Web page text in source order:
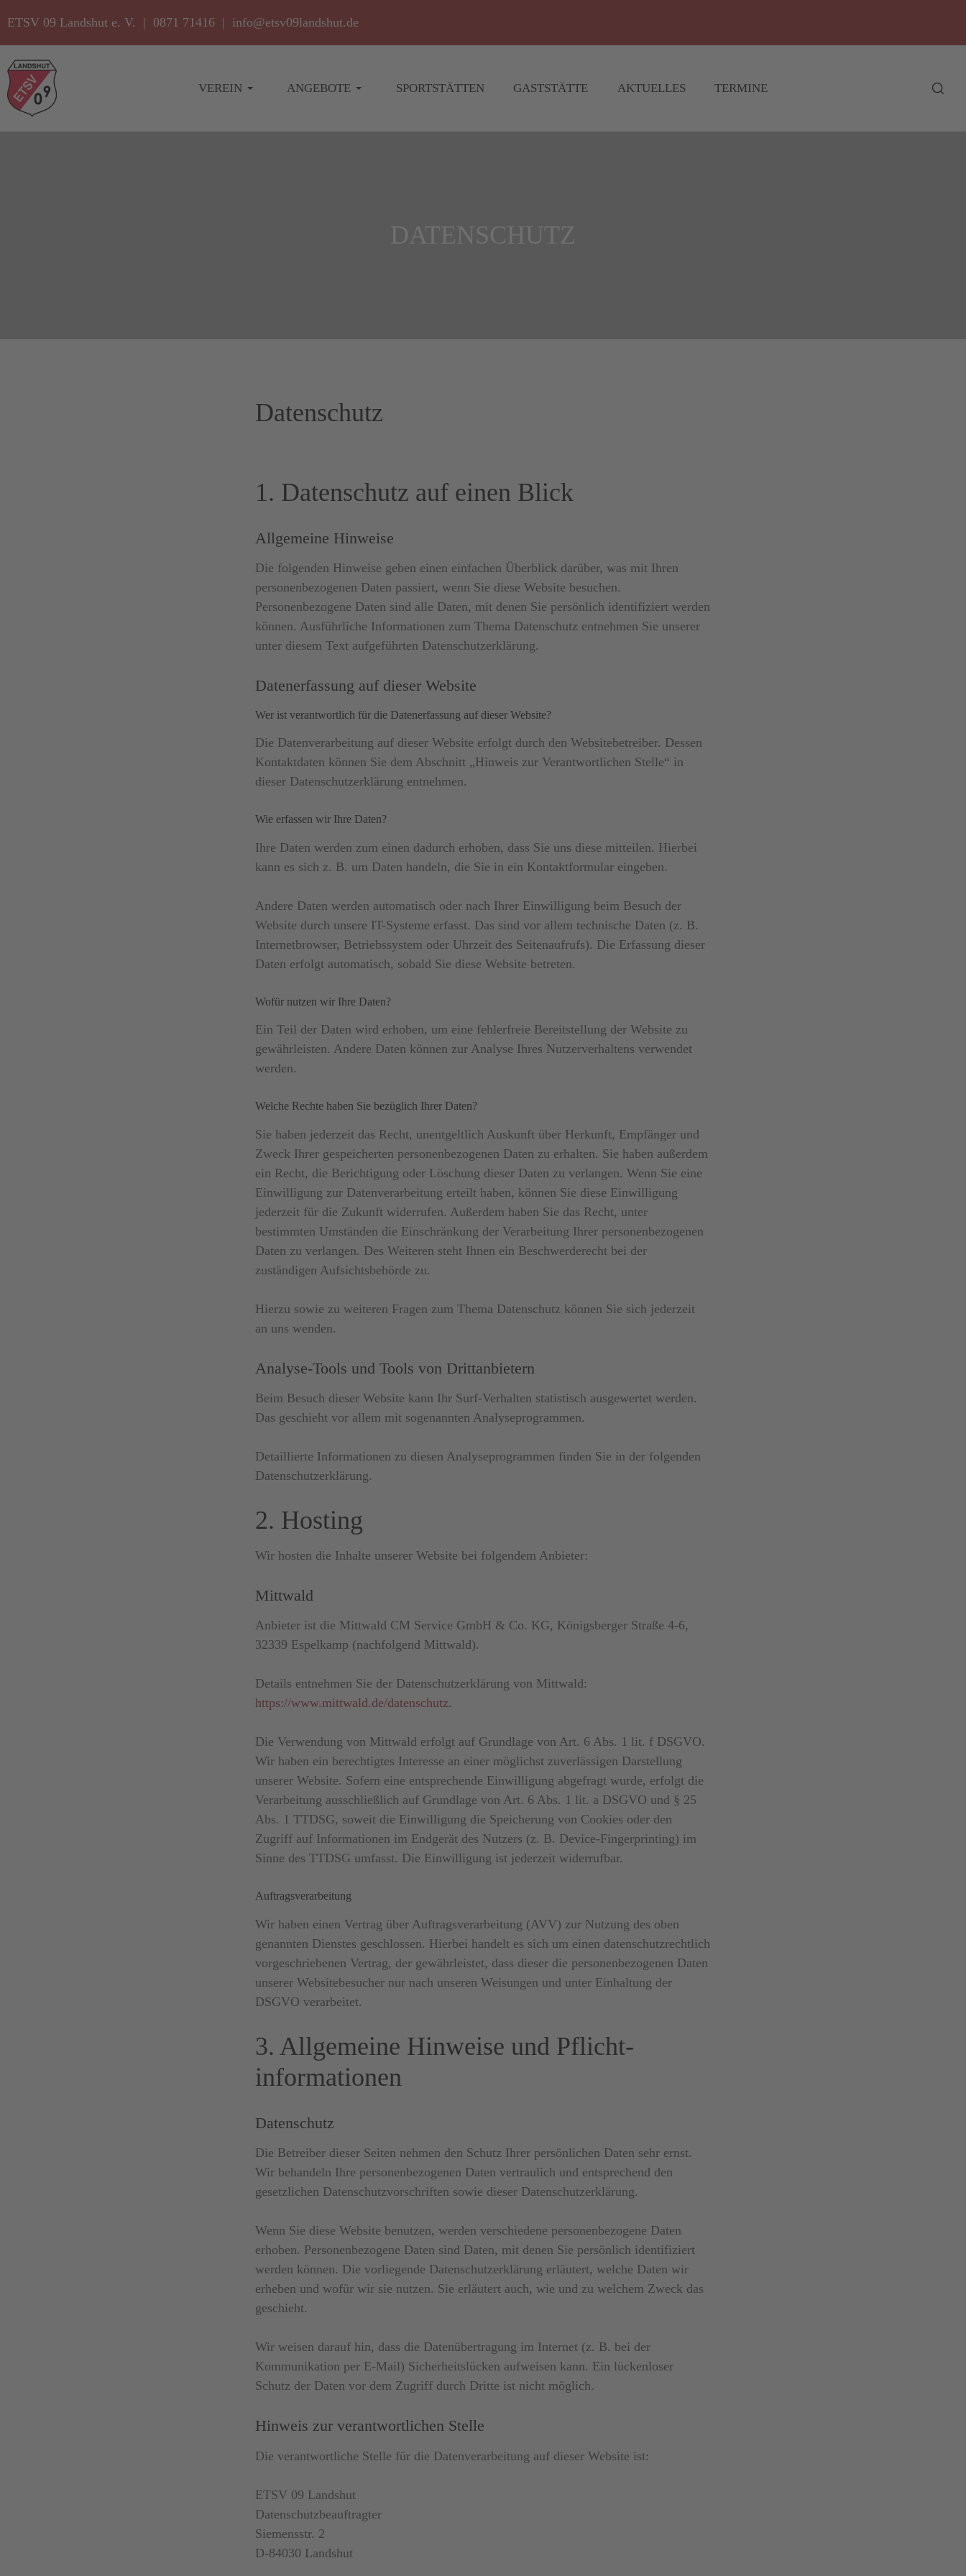
ETSV 09 Landshut e. V. | 0871 71416 | info@etsv09landshut.de
VEREIN ANGEBOTE SPORTSTÄTTEN GASTSTÄTTE AKTUELLES TERMINE
DATENSCHUTZ
Datenschutz
1. Datenschutz auf einen Blick
Allgemeine Hinweise
Die folgenden Hinweise geben einen einfachen Überblick darüber, was mit Ihren
personenbezogenen Daten passiert, wenn Sie diese Website besuchen.
Personenbezogene Daten sind alle Daten, mit denen Sie persönlich identifiziert werden
können. Ausführliche Informationen zum Thema Datenschutz entnehmen Sie unserer
unter diesem Text aufgeführten Datenschutzerklärung.
Datenerfassung auf dieser Website
Wer ist verantwortlich für die Datenerfassung auf dieser Website?
Die Datenverarbeitung auf dieser Website erfolgt durch den Websitebetreiber. Dessen
Kontaktdaten können Sie dem Abschnitt „Hinweis zur Verantwortlichen Stelle“ in
dieser Datenschutzerklärung entnehmen.
Wie erfassen wir Ihre Daten?
Ihre Daten werden zum einen dadurch erhoben, dass Sie uns diese mitteilen. Hierbei
kann es sich z. B. um Daten handeln, die Sie in ein Kontaktformular eingeben.
Andere Daten werden automatisch oder nach Ihrer Einwilligung beim Besuch der
Website durch unsere IT-Systeme erfasst. Das sind vor allem technische Daten (z. B.
Internetbrowser, Betriebssystem oder Uhrzeit des Seitenaufrufs). Die Erfassung dieser
Daten erfolgt automatisch, sobald Sie diese Website betreten.
Wofür nutzen wir Ihre Daten?
Ein Teil der Daten wird erhoben, um eine fehlerfreie Bereitstellung der Website zu
gewährleisten. Andere Daten können zur Analyse Ihres Nutzerverhaltens verwendet
werden.
Welche Rechte haben Sie bezüglich Ihrer Daten?
Sie haben jederzeit das Recht, unentgeltlich Auskunft über Herkunft, Empfänger und
Zweck Ihrer gespeicherten personenbezogenen Daten zu erhalten. Sie haben außerdem
ein Recht, die Berichtigung oder Löschung dieser Daten zu verlangen. Wenn Sie eine
Einwilligung zur Datenverarbeitung erteilt haben, können Sie diese Einwilligung
jederzeit für die Zukunft widerrufen. Außerdem haben Sie das Recht, unter
bestimmten Umständen die Einschränkung der Verarbeitung Ihrer personenbezogenen
Daten zu verlangen. Des Weiteren steht Ihnen ein Beschwerderecht bei der
zuständigen Aufsichtsbehörde zu.
Hierzu sowie zu weiteren Fragen zum Thema Datenschutz können Sie sich jederzeit
an uns wenden.
Analyse-Tools und Tools von Dritt­anbietern
Beim Besuch dieser Website kann Ihr Surf-Verhalten statistisch ausgewertet werden.
Das geschieht vor allem mit sogenannten Analyseprogrammen.
Detaillierte Informationen zu diesen Analyseprogrammen finden Sie in der folgenden
Datenschutzerklärung.
2. Hosting
Wir hosten die Inhalte unserer Website bei folgendem Anbieter:
Mittwald
Anbieter ist die Mittwald CM Service GmbH & Co. KG, Königsberger Straße 4-6,
32339 Espelkamp (nachfolgend Mittwald).
Details entnehmen Sie der Datenschutzerklärung von Mittwald:
https://www.mittwald.de/datenschutz.
Die Verwendung von Mittwald erfolgt auf Grundlage von Art. 6 Abs. 1 lit. f DSGVO.
Wir haben ein berechtigtes Interesse an einer möglichst zuverlässigen Darstellung
unserer Website. Sofern eine entsprechende Einwilligung abgefragt wurde, erfolgt die
Verarbeitung ausschließlich auf Grundlage von Art. 6 Abs. 1 lit. a DSGVO und § 25
Abs. 1 TTDSG, soweit die Einwilligung die Speicherung von Cookies oder den
Zugriff auf Informationen im Endgerät des Nutzers (z. B. Device-Fingerprinting) im
Sinne des TTDSG umfasst. Die Einwilligung ist jederzeit widerrufbar.
Auftragsverarbeitung
Wir haben einen Vertrag über Auftragsverarbeitung (AVV) zur Nutzung des oben
genannten Dienstes geschlossen. Hierbei handelt es sich um einen datenschutzrechtlich
vorgeschriebenen Vertrag, der gewährleistet, dass dieser die personenbezogenen Daten
unserer Websitebesucher nur nach unseren Weisungen und unter Einhaltung der
DSGVO verarbeitet.
3. Allgemeine Hinweise und Pflicht­
informationen
Datenschutz
Die Betreiber dieser Seiten nehmen den Schutz Ihrer persönlichen Daten sehr ernst.
Wir behandeln Ihre personenbezogenen Daten vertraulich und entsprechend den
gesetzlichen Datenschutzvorschriften sowie dieser Datenschutzerklärung.
Wenn Sie diese Website benutzen, werden verschiedene personenbezogene Daten
erhoben. Personenbezogene Daten sind Daten, mit denen Sie persönlich identifiziert
werden können. Die vorliegende Datenschutzerklärung erläutert, welche Daten wir
erheben und wofür wir sie nutzen. Sie erläutert auch, wie und zu welchem Zweck das
geschieht.
Wir weisen darauf hin, dass die Datenübertragung im Internet (z. B. bei der
Kommunikation per E-Mail) Sicherheitslücken aufweisen kann. Ein lückenloser
Schutz der Daten vor dem Zugriff durch Dritte ist nicht möglich.
Hinweis zur verantwortlichen Stelle
Die verantwortliche Stelle für die Datenverarbeitung auf dieser Website ist:
ETSV 09 Landshut
Datenschutzbeauftragter
Siemensstr. 2
D-84030 Landshut